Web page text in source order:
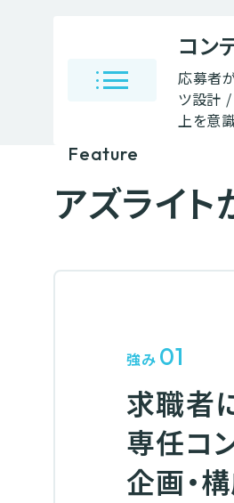
list
コン
応募者
ツ設計 /
上を意
Feature
アズライ
強み 01
求職者
専任コ
企画・